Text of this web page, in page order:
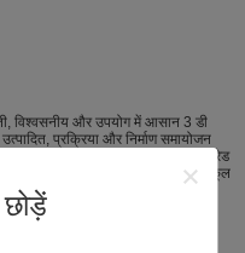
विश्वसनीय और उपयोग में आसान 3 डी
प्रक्रिया और निर्माण समायोजन
द्वारा अनुमोदित है, खाद्य संपर्क ग्रेड
है, इसलिए उपभोग्य पर्यावरण के अनुकूल